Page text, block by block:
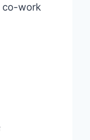
co-work